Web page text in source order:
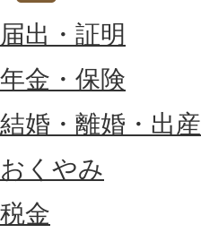
届出・証明
年金・保険
結婚・離婚・出産
おくやみ
税金